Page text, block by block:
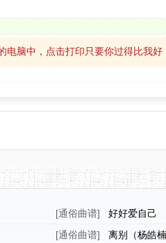
脑中，点击打印只要你过得比我好
[通俗曲谱]
好好爱自己
[通俗曲谱]
离别（杨皓